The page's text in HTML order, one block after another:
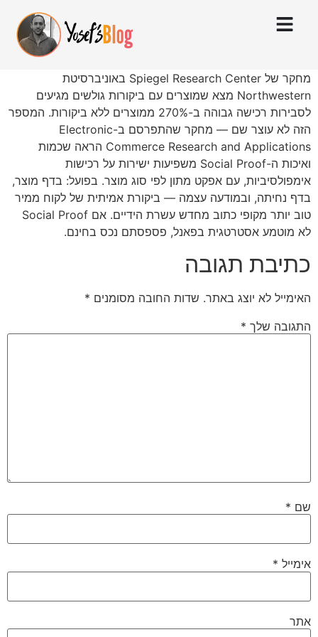
מחקר של Spiegel Research Center באוניברסיטת
Northwestern מצא שמוצרים עם ביקורות גולשים מגיעים
לסבירות רכישה גבוהה ב-270% ממוצרים ללא ביקורות. המספר
הזה לא עוצר שם — מחקר שהתפרסם ב-Electronic
Commerce Research and Applications הראה שכמות
ואיכות ה-Social Proof משפיעות ישירות על רכישות
אימפולסיביות, עם אפקט מתון לפי סוג מוצר. בפועל: בדף מוצר,
בדף נחיתה, ובמודעה עצמה — ביקורת אמיתית של לקוח ממיר
טוב יותר מקופי כתוב מחדש עשרת הידיים. אם Social Proof
לא מוטמע אסטרטגית בפאנל, פספסתם נכס בחינם.
כתיבת תגובה
האימייל לא יוצג באתר. שדות החובה מסומנים *
התגובה שלך *
שם *
אימייל *
אתר